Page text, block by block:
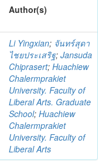
Author(s)
Li Yingxian; จันทร์สุดา
ไชยประเสริฐ; Jansuda
Chiprasert; Huachiew
Chalermprakiet
University. Faculty of
Liberal Arts. Graduate
School; Huachiew
Chalermprakiet
University. Faculty of
Liberal Arts